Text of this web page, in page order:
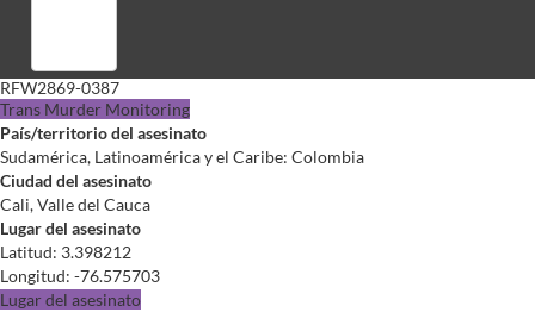
RFW2869-0387
Trans Murder Monitoring
País/territorio del asesinato
Sudamérica, Latinoamérica y el Caribe: Colombia
Ciudad del asesinato
Cali, Valle del Cauca
Lugar del asesinato
Latitud: 3.398212
Longitud: -76.575703
Lugar del asesinato